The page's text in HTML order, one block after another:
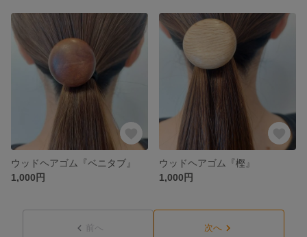
ウッドヘアゴム『ベニタブ』
1,000円
ウッドヘアゴム『樫』
1,000円
前へ 次へ